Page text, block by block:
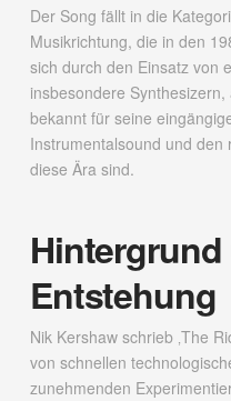
Der Song fällt in die
Musikrichtung, die in den
sich durch den Einsatz von
insbesondere Synthesizern,
bekannt für seine
Instrumentalsound und
diese Ära sind.
Entstehung
Nik Kershaw schrieb ‚The
von schnellen
zunehmenden